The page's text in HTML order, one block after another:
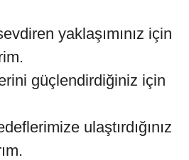
yaklaşımınız için
güçlendirdiğiniz için
ulaştırdığınız